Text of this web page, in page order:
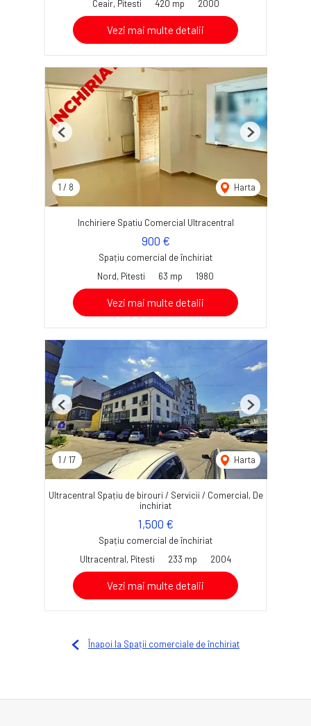
Ceair, Pitesti 420 mp 2000
Vezi mai multe detalii
1 / 8 Harta
Previous Next
Inchiriere Spatiu Comercial Ultracentral
900 €
Spațiu comercial de închiriat
Nord, Pitesti
63 mp 1980
Vezi mai multe detalii
1 / 17 Harta
Previous Next
Ultracentral Spațiu de birouri / Servicii / Comercial, De
inchiriat
1,500 €
Spațiu comercial de închiriat
Ultracentral, Pitesti
233 mp 2004
Vezi mai multe detalii
Înapoi la Spații comerciale de închiriat